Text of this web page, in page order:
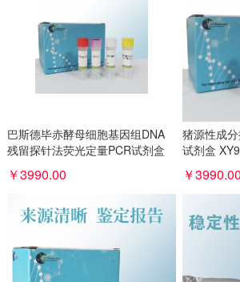
巴斯德毕赤酵母细胞基因组DNA
残留探针法荧光定量PCR试剂盒
￥3990.00
猪源性成
试剂盒
￥3990.00